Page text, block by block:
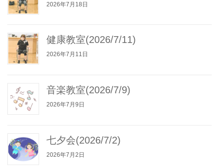
2026年7月18日
健康教室(2026/7/11)
2026年7月11日
音楽教室(2026/7/9)
2026年7月9日
七夕会(2026/7/2)
2026年7月2日